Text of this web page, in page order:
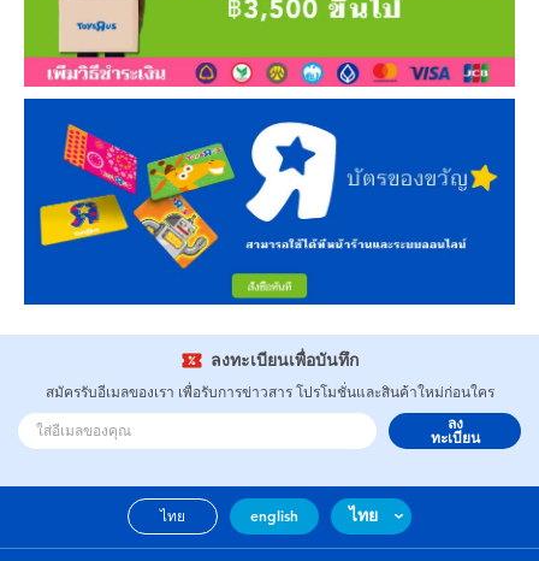
ลงทะเบียนเพื่อบันทึก
สมัครรับอีเมลของเรา เพื่อรับการข่าวสาร โปรโมชั่นและสินค้าใหม่ก่อนใคร
ลง
ทะเบียน
ไทย english ไทย